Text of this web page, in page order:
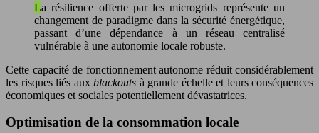
La résilience offerte par les microgrids représente un
changement de paradigme dans la sécurité énergétique,
passant d’une dépendance à un réseau centralisé
vulnérable à une autonomie locale robuste.
Cette capacité de fonctionnement autonome réduit considérablement
les risques liés aux blackouts à grande échelle et leurs conséquences
économiques et sociales potentiellement dévastatrices.
Optimisation de la consommation locale